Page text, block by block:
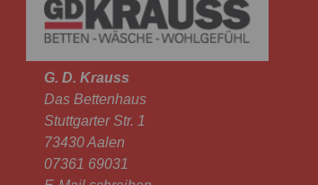
G. D. Krauss
Das Bettenhaus
Stuttgarter Str. 1
73430 Aalen
07361 69031